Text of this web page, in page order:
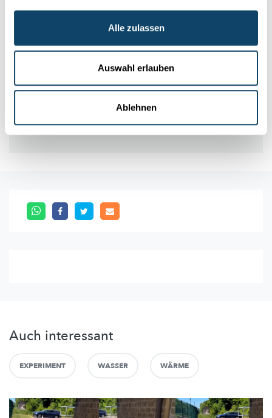
Alle zulassen
Auswahl erlauben
Ablehnen
Autor: Joseph Rodesch (FNR), Liza Glesener
Infobox
Material: **
Auch interessant
EXPERIMENT WASSER WÄRME